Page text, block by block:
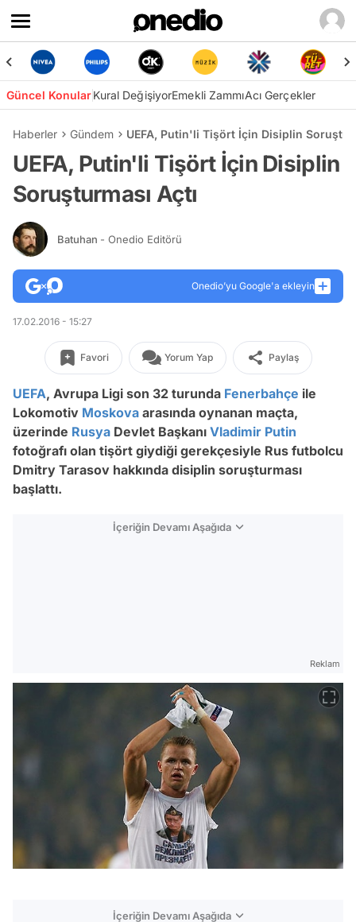
Güncel KonularKural DeğişiyorEmekli ZammıAcı Gerçekler
Haberler Gündem UEFA, Putin'li Tişört İçin Disiplin
UEFA, Putin'li Tişört İçin Disiplin
Soruşturması Açtı
Batuhan - Onedio Editörü
Onedio’yu Google'a ekleyin
17.02.2016 - 15:27
Favori Yorum Yap Paylaş
UEFA, Avrupa Ligi son 32 turunda Fenerbahçe ile
Lokomotiv Moskova arasında oynanan maçta,
üzerinde Rusya Devlet Başkanı Vladimir Putin
fotoğrafı olan tişört giydiği gerekçesiyle Rus futbolcu
Dmitry Tarasov hakkında disiplin soruşturması
başlattı.
İçeriğin Devamı Aşağıda
Reklam
İçeriğin Devamı Aşağıda